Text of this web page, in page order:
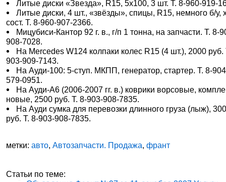
Литые диски «Звезда», R15, 5х100, 3 шт. Т. 8-960-919-
Литые диски, 4 шт., «звёзды», спицы, R15, немного б/у,
сост. Т. 8-960-907-2366.
Мицубиси-Кантор 92 г. в., г/п 1 тонна, на запчасти. Т. 8-
908-7028.
На Mercedes W124 колпаки колес R15 (4 шт.), 2000 руб.
903-909-7143.
На Ауди-100: 5-ступ. МКПП, генератор, стартер. Т. 8-
579-0951.
На Ауди-А6 (2006-2007 гг. в.) коврики ворсовые,
новые, 2500 руб. Т. 8-903-908-7835.
На Ауди сумка для перевозки длинного груза (лыж),
руб. Т. 8-903-908-7835.
метки:авто,Автозапчасти. Продажа,франт
Статьи по теме: